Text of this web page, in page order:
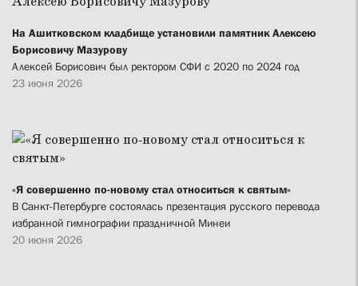
На Ашитковском кладбище установили памятник Алексею
Борисовичу Мазурову
Алексей Борисович был ректором СФИ с 2020 по 2024 год
23 июня 2026
«Я совершенно по-новому стал относиться к святым»
В Санкт-Петербурге состоялась презентация русского перевода
избранной гимнографии праздничной Минеи
20 июня 2026